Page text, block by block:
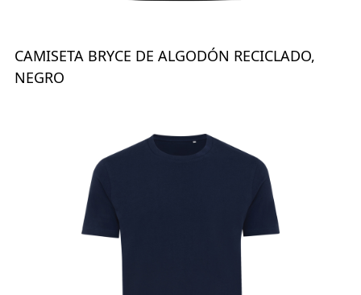
CAMISETA BRYCE DE ALGODÓN RECICLADO,
NEGRO